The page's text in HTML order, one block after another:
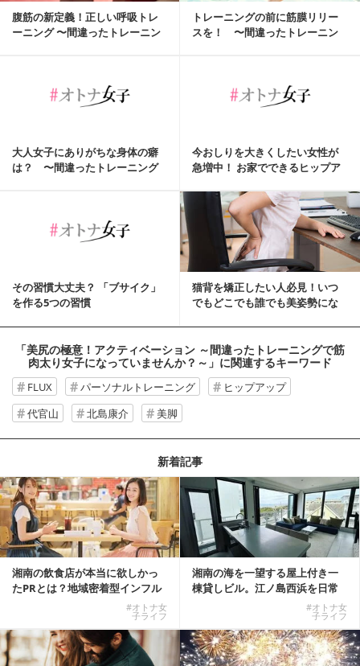
腹筋の新定義！正しい呼吸トレ
ーニング 〜間違ったトレーニン
トレーニングの前に筋膜リリー
スを！ 〜間違ったトレーニン
大人女子にありがちな身体の癖
は？ 〜間違ったトレーニング
今おしりを大きくしたい女性が
急増中！ お家でできるヒップア
その習慣大丈夫？ 「ブサイク」
を作る5つの習慣
猫背を矯正したい人必見！いつ
でもどこでも誰でも美姿勢にな
「美尻の極意！アクティベーション ～間違ったトレーニングで筋
肉太り女子になっていませんか？～」 に関連するキーワード
FLUX パーソナルトレーニング
ヒップアップ
代官山
北島康介 美脚
新着記事
湘南の飲食店が本当に欲しかっ
たPRとは？地域密着型インフル
#オトナ女
子ライフ
湘南の海を一望する屋上付き一
棟貸しビル。江ノ島西浜を日常
#オトナ女
子ライフ